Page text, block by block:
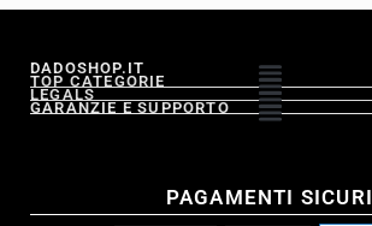
DADOSHOP.IT
TOP CATEGORIE
LEGALS
GARANZIE E SUPPORTO
PAGAMENTI SICURI